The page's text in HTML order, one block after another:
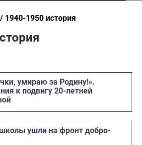
1940-1950 история
умираю за Родину!».
к подвигу 20-летней
ушли на фронт добро­